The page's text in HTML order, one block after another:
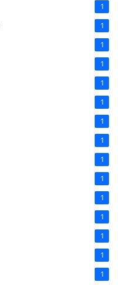
1
1
1
1
1
1
1
1
1
1
1
1
1
1
1